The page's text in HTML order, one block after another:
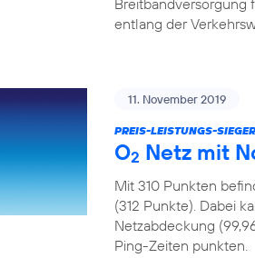
entlang der
11. November 2019
PREIS-LEISTUNGS-
O2 Netz mit
Mit 310 Punkten
(312 Punkte). Dabei
Netzabdeckung
Ping-Zeiten punkten.